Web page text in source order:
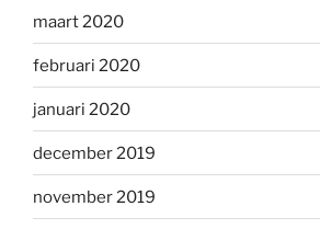
maart 2020
februari 2020
januari 2020
december 2019
november 2019